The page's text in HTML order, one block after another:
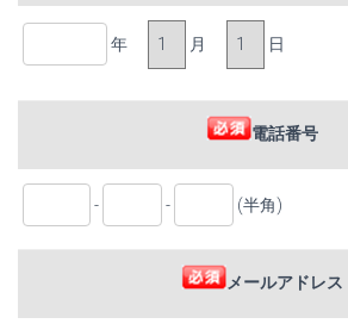
年 月 日
電話番号
- - (半角)
メールアドレス